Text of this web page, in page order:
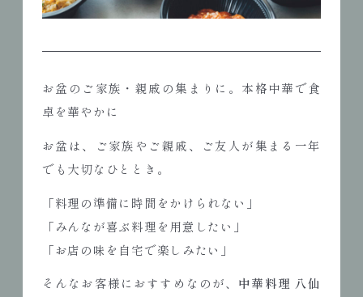
お盆のご家族・親戚の集まりに。本格中華で食
卓を華やかに
お盆は、ご家族やご親戚、ご友人が集まる一年
でも大切なひととき。
「料理の準備に時間をかけられない」
「みんなが喜ぶ料理を用意したい」
「お店の味を自宅で楽しみたい」
そんなお客様におすすめなのが、 中華料理 八仙